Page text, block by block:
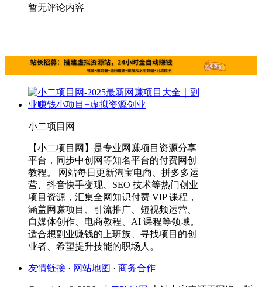
暂无评论内容
小二项目网
【小二项目网】是专业网赚项目资源分享
平台，同步中创网等知名平台的付费网创
教程。 网站每日更新淘宝电商、拼多多运
营、抖音快手变现、SEO 技术等热门创业
项目资源，汇集全网知识付费 VIP 课程，
涵盖网赚项目、引流推广、短视频运营、
自媒体创作、电商教程、AI 课程等领域。
适合想副业赚钱的上班族、寻找项目的创
业者、希望提升技能的职场人。
友情链接 · 网站地图 · 商务合作